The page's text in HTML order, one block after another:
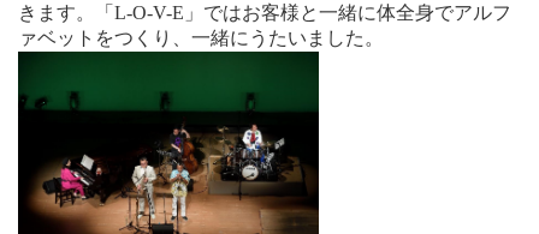
きます。「L-O-V-E」ではお客様と一緒に体全身でアルフ
ァベットをつくり、一緒にうたいました。